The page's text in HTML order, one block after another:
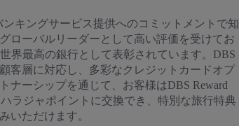
キングサービス提供へのコミットメントで知
ローバルリーダーとして高い評価を受けてお
界最高の銀行として表彰されています。DBS
客層に対応し、多彩なクレジットカードオプ
ナーシップを通じて、お客様はDBS Reward
ハラジャポイントに交換でき、特別な旅行特典
いただけます。